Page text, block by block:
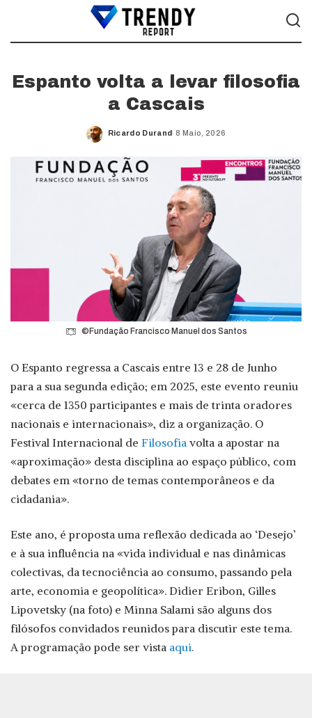
Espanto volta a levar filosofia
a Cascais
Posted
Ricardo Durand 8 Maio, 2026
©Fundação Francisco Manuel dos Santos
O Espanto regressa a Cascais entre 13 e 28 de Junho
para a sua segunda edição; em 2025, este evento reuniu
«cerca de 1350 participantes e mais de trinta oradores
nacionais e internacionais», diz a organização. O
Festival Internacional de Filosofia volta a apostar na
«aproximação» desta disciplina ao espaço público, com
debates em «torno de temas contemporâneos e da
cidadania».
Este ano, é proposta uma reflexão dedicada ao ‘Desejo’
e à sua influência na «vida individual e nas dinâmicas
colectivas, da tecnociência ao consumo, passando pela
arte, economia e geopolítica». Didier Eribon, Gilles
Lipovetsky (na foto) e Minna Salami são alguns dos
filósofos convidados reunidos para discutir este tema.
A programação pode ser vista aqui.